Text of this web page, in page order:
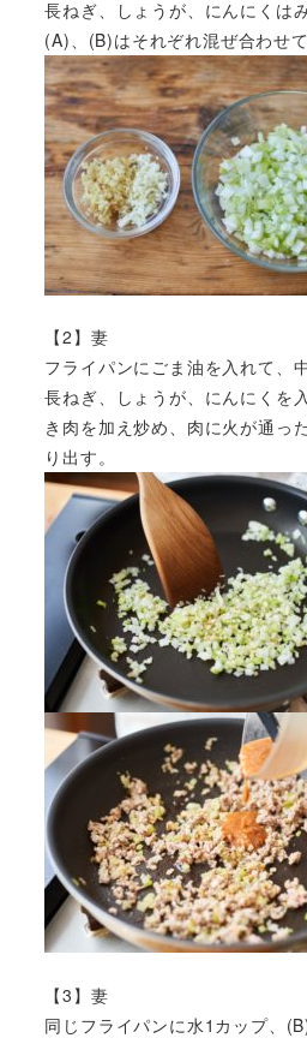
長ねぎ、しょうが、にんにくは
(A)、(B)はそれぞれ混ぜ合わせて
【2】妻
フライパンにごま油を入れて、
長ねぎ、しょうが、にんにくを
き肉を加え炒め、肉に火が通っ
り出す。
【3】妻
同じフライパンに水1カップ、